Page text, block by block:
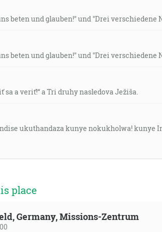
beten und glauben!" und "Drei verschiedene
beten und glauben!" und "Drei verschiedene
sa a veriť!“ a Tri druhy nasledova Ježiša.
ukuthandaza kunye nokukholwa! kunye
place
Germany, Missions-Zentrum